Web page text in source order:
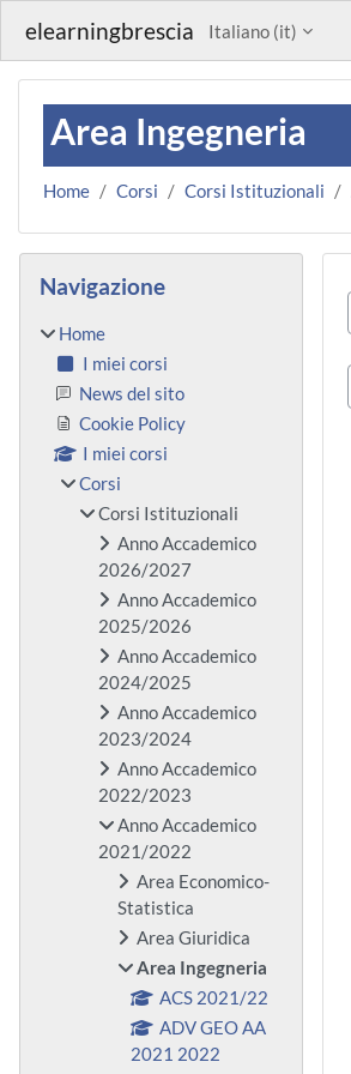
elearningbrescia Italiano ‎(it)‎
Area Ingegneria
Home Corsi Corsi Istituzionali
Blocchi
Navigazione
Home
I miei corsi
News del sito
Cookie Policy
I miei corsi
Corsi
Corsi Istituzionali
Anno Accademico
2026/2027
Anno Accademico
2025/2026
Anno Accademico
2024/2025
Anno Accademico
2023/2024
Anno Accademico
2022/2023
Anno Accademico
2021/2022
Area Economico-
Statistica
Area Giuridica
Area Ingegneria
ACS 2021/22
ADV GEO AA
2021 2022